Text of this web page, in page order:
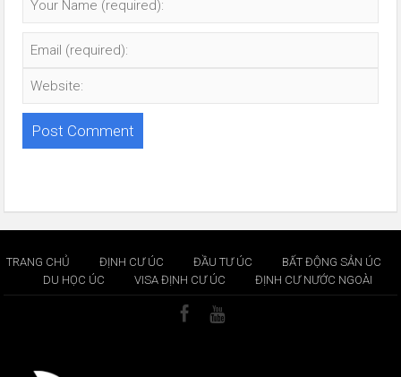
TRANG CHỦ ĐỊNH CƯ ÚC ĐẦU TƯ ÚC
BẤT ĐỘNG SẢN ÚC
DU HỌC ÚC
VISA ĐỊNH CƯ ÚC ĐỊNH CƯ NƯỚC NGOÀI